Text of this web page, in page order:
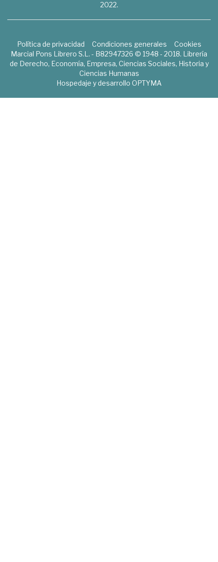
2022.
Política de privacidad Condiciones generales
Cookies
Marcial Pons Librero S.L. - B82947326 © 1948 - 2018. Librería
de Derecho, Economía, Empresa, Ciencias Sociales, Historia y
Ciencias Humanas
Hospedaje y desarrollo OPTYMA